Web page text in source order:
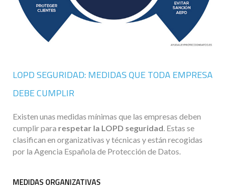
LOPD SEGURIDAD: MEDIDAS QUE TODA EMPRESA
DEBE CUMPLIR
Existen unas medidas mínimas que las empresas deben
cumplir para respetar la LOPD seguridad . Estas se
clasifican en organizativas y técnicas y están recogidas
por la Agencia Española de Protección de Datos.
MEDIDAS ORGANIZATIVAS